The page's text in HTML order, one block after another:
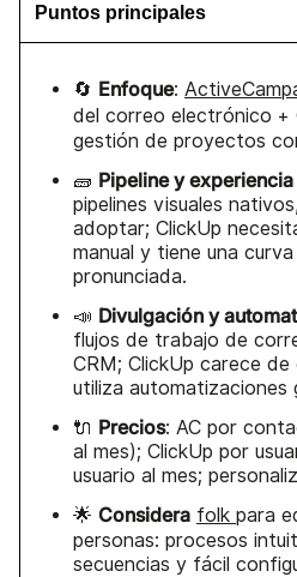
Puntos principales
🔄 Enfoque:
del correo electrónico +
gestión de proyectos
🧱 Pipeline y
pipelines visuales
adoptar; ClickUp
manual y tiene una
pronunciada.
📣 Divulgación y
flujos de trabajo de
CRM; ClickUp carece
utiliza automatizaciones
🔌 Precios: AC por
al mes); ClickUp por
usuario al mes;
🌟 Considera folk para
personas: procesos
secuencias y fácil